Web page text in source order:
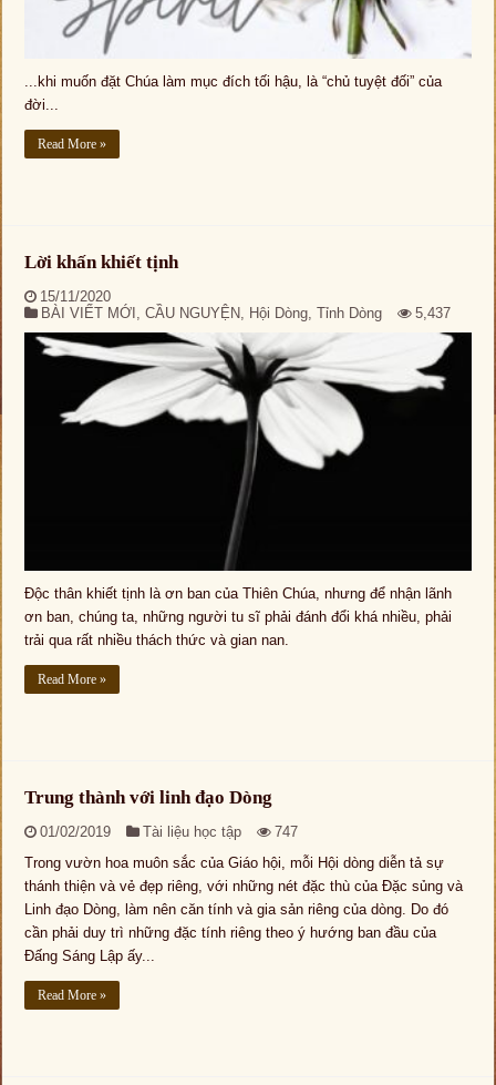
...khi muốn đặt Chúa làm mục đích tối hậu, là “chủ tuyệt đối” của
đời...
Read More »
Lời khấn khiết tịnh
15/11/2020
BÀI VIẾT MỚI
,CẦU NGUYỆN Hội Dòng ,Tỉnh Dòng 5,437
Độc thân khiết tịnh là ơn ban của Thiên Chúa, nhưng để nhận lãnh
ơn ban, chúng ta, những người tu sĩ phải đánh đổi khá nhiều, phải
trải qua rất nhiều thách thức và gian nan.
Read More »
Trung thành với linh đạo Dòng
01/02/2019 Tài liệu học tập
747
Trong vườn hoa muôn sắc của Giáo hội, mỗi Hội dòng diễn tả sự
thánh thiện và vẻ đẹp riêng, với những nét đặc thù của Đặc sủng và
Linh đạo Dòng, làm nên căn tính và gia sản riêng của dòng. Do đó
cần phải duy trì những đặc tính riêng theo ý hướng ban đầu của
Đấng Sáng Lập ấy...
Read More »